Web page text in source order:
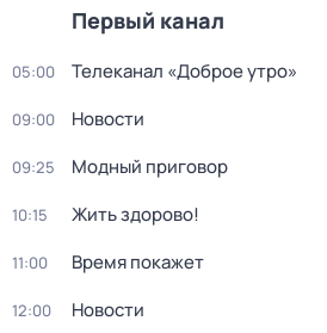
Первый канал
05:00 Телеканал «Доброе утро»
09:00 Новости
09:25 Модный приговор
10:15 Жить здорово!
11:00 Время покажет
12:00 Новости